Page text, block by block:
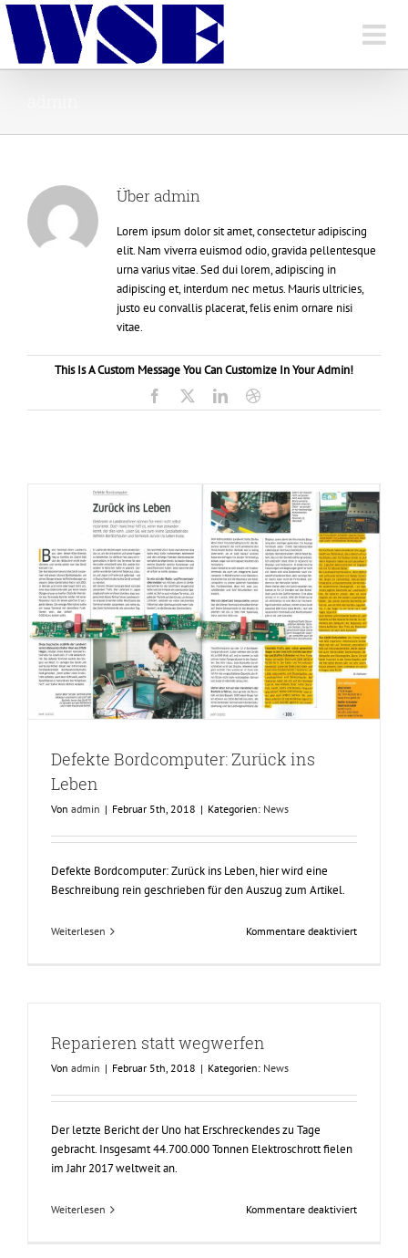
Skip
content
Über admin
Lorem ipsum dolor sit amet, consectetur adipiscing
elit. Nam viverra euismod odio, gravida pellentesque
urna varius vitae. Sed dui lorem, adipiscing in
adipiscing et, interdum nec metus. Mauris ultricies,
justo eu convallis placerat, felis enim ornare nisi
vitae.
This Is A Custom Message You Can Customize In Your Admin!
Facebook LinkedInDribbble
Defekte Bordcomputer: Zurück ins
Leben
Von admin | Februar 5th, 2018 | Kategorien: News
Defekte Bordcomputer: Zurück ins Leben, hier wird eine
Beschreibung rein geschrieben für den Auszug zum Artikel.
Weiterlesen Kommentare deaktiviertfür
Reparieren statt wegwerfen
Von admin | Februar 5th, 2018 | Kategorien: News
Der letzte Bericht der Uno hat Erschreckendes zu Tage
gebracht. Insgesamt 44.700.000 Tonnen Elektroschrott fielen
im Jahr 2017 weltweit an.
Weiterlesen Kommentare deaktiviertfür